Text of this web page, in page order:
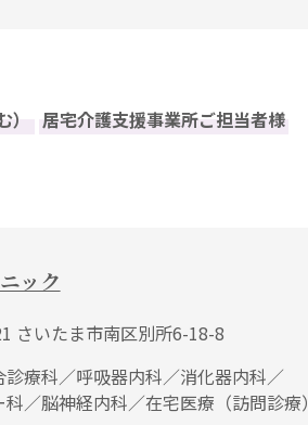
居宅介護支援事業所ご担当者様
ック
さいたま市南区別所6-18-8
療科／呼吸器内科／消化器内科／
科／脳神経内科／在宅医療（訪問診療）